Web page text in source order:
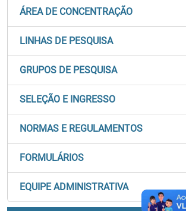
ÁREA DE CONCENTRAÇÃO
LINHAS DE PESQUISA
GRUPOS DE PESQUISA
SELEÇÃO E INGRESSO
NORMAS E REGULAMENTOS
FORMULÁRIOS
EQUIPE ADMINISTRATIVA